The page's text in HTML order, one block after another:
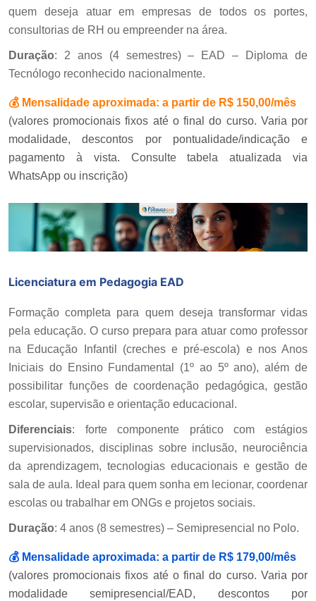
quem deseja atuar em empresas de todos os portes,
consultorias de RH ou empreender na área.
Duração: 2 anos (4 semestres) – EAD – Diploma de
Tecnólogo reconhecido nacionalmente.
💰 Mensalidade aproximada: a partir de R$ 150,00/mês
(valores promocionais fixos até o final do curso. Varia por
modalidade, descontos por pontualidade/indicação e
pagamento à vista. Consulte tabela atualizada via
WhatsApp ou inscrição)
Licenciatura em Pedagogia EAD
Formação completa para quem deseja transformar vidas
pela educação. O curso prepara para atuar como professor
na Educação Infantil (creches e pré-escola) e nos Anos
Iniciais do Ensino Fundamental (1º ao 5º ano), além de
possibilitar funções de coordenação pedagógica, gestão
escolar, supervisão e orientação educacional.
Diferenciais: forte componente prático com estágios
supervisionados, disciplinas sobre inclusão, neurociência
da aprendizagem, tecnologias educacionais e gestão de
sala de aula. Ideal para quem sonha em lecionar, coordenar
escolas ou trabalhar em ONGs e projetos sociais.
Duração: 4 anos (8 semestres) – Semipresencial no Polo.
💰 Mensalidade aproximada: a partir de R$ 179,00/mês
(valores promocionais fixos até o final do curso. Varia por
modalidade semipresencial/EAD, descontos por